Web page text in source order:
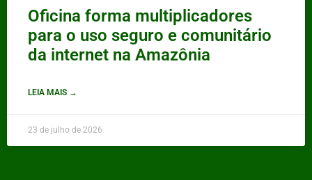
Oficina forma multiplicadores
para o uso seguro e comunitário
da internet na Amazônia
LEIA MAIS →
23 de julho de 2026